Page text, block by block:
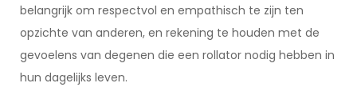
belangrijk om respectvol en empathisch te zijn ten
opzichte van anderen, en rekening te houden met de
gevoelens van degenen die een rollator nodig hebben in
hun dagelijks leven.